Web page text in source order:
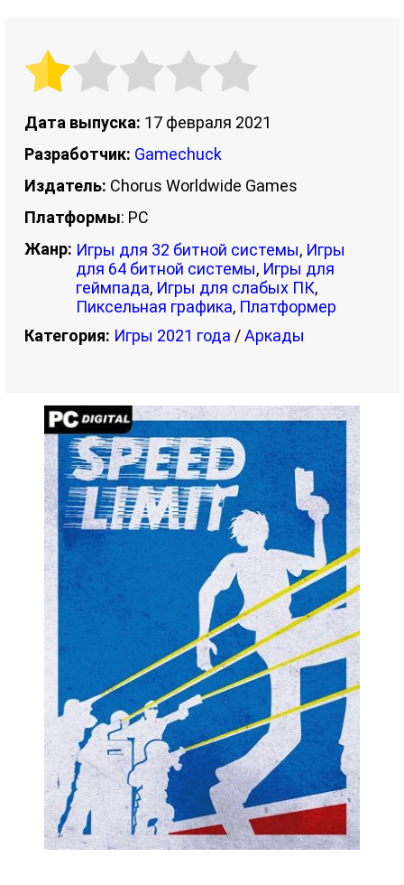
Дата выпуска: 17 февраля 2021
Разработчик: Gamechuck
Издатель: Chorus Worldwide Games
Платформы: PC
Жанр: Игры для 32 битной системы, Игры
для 64 битной системы, Игры для
геймпада, Игры для слабых ПК,
Пиксельная графика, Платформер
Категория: Игры 2021 года /Аркады